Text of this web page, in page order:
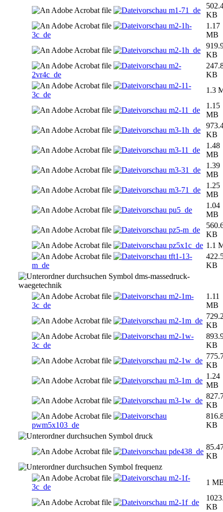
m1-71_de
KB
m2-1h-
3c_de
1.17
MB
m2-1h_de
KB
m2-
2vr4c_de
KB
m2-11-
3c_de
1.3
m2-11_de
1.15
MB
m3-1h_de
KB
m3-11_de
1.48
MB
m3-31_de
1.39
MB
m3-71_de
1.25
MB
pu5_de
1.04
MB
pz5-m_de
KB
pz5x1c_de 1.1
tft1-13-
m_de
KB
dms-massedruck-
waegetechnik
m2-1m-
3c_de
1.11
MB
m2-1m_de
KB
m2-1w-
3c_de
KB
m2-1w_de
KB
m3-1m_de
1.24
MB
m3-1w_de
KB
pwm5x103_de
KB
druck
pde438_de
KB
frequenz
m2-1f-
3c_de
1
m2-1f_de
KB